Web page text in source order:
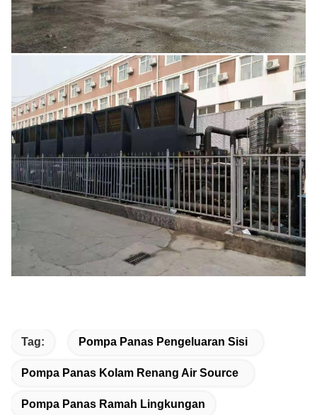
Tag: Pompa Panas Pengeluaran Sisi
Pompa Panas Kolam Renang Air Source
Pompa Panas Ramah Lingkungan